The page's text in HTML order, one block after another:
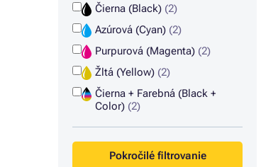
Čierna (Black) (2)
Azúrová (Cyan) (2)
Purpurová (Magenta) (2)
Žltá (Yellow) (2)
Čierna + Farebná (Black +
Color) (2)
Pokročilé filtrovanie